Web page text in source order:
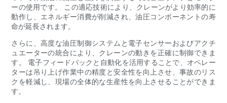
ーの使用です。 この適応技術により、クレーンがより効率的に
動作し、エネルギー消費が削減され、油圧コンポーネントの寿
命が延長されます。
さらに、高度な油圧制御システムと電子センサーおよびアクチ
ュエーターの統合により、クレーンの動きを正確に制御できま
す。 電子フィードバックと自動化を活用することで、オペレー
ターは吊り上げ作業中の精度と安全性を向上させ、事故のリス
クを軽減し、現場の全体的な生産性を向上させることができま
す。